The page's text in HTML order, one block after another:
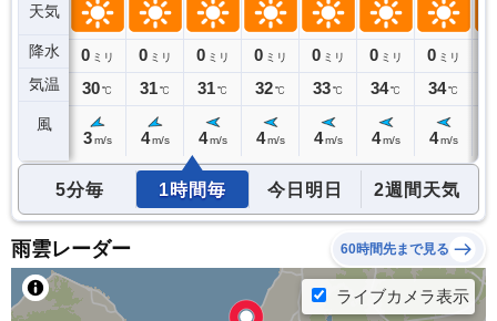
天気
降水
気温
風
0ミリ
29℃
0 ミリ
30℃
3 m/s
0 ミリ
31℃
4 m/s
0 ミリ
31℃
4 m/s
0 ミリ
32℃
4 m/s
0 ミリ
33℃
4 m/s
0 ミリ
34℃
4 m/s
0 ミリ
34℃
4 m/s
5分毎 1時間毎 今日明日 2週間天気
雨雲レーダー 60時間先まで見る